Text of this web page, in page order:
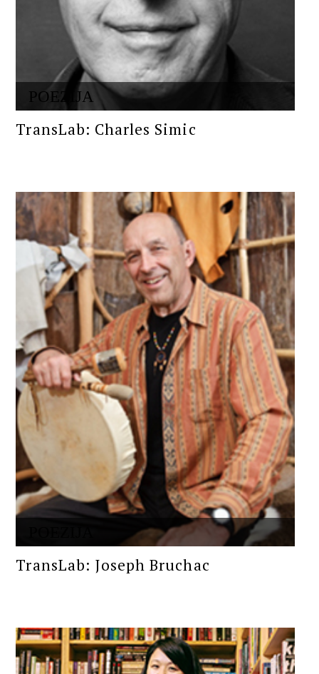
POEZIJA
TransLab: Charles Simic
TransLab: Joseph Bruchac